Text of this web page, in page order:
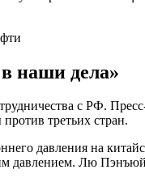
наши дела»
с РФ.
третьих стран.
давления на
давлением. Лю